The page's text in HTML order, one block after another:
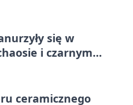
się w
i czarnym
ceramicznego